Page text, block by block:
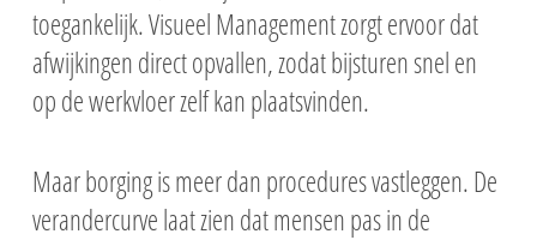
toegankelijk. Visueel Management zorgt ervoor dat
afwijkingen direct opvallen, zodat bijsturen snel en
op de werkvloer zelf kan plaatsvinden.
Maar borging is meer dan procedures vastleggen. De
verandercurve laat zien dat mensen pas in de